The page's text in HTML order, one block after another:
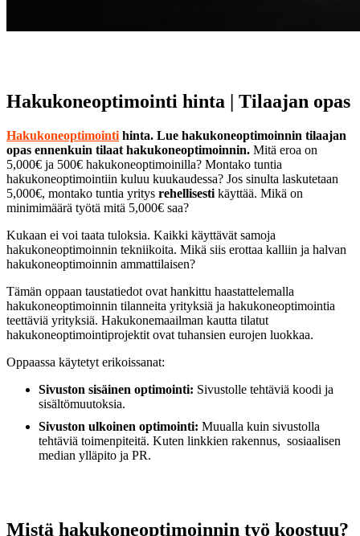
Hakukoneoptimointi hinta | Tilaajan opas
Hakukoneoptimointi hinta. Lue hakukoneoptimoinnin tilaajan
opas ennenkuin tilaat hakukoneoptimoinnin. Mitä eroa on
5,000€ ja 500€ hakukoneoptimoinilla? Montako tuntia
hakukoneoptimointiin kuluu kuukaudessa? Jos sinulta laskutetaan
5,000€, montako tuntia yritys rehellisesti käyttää. Mikä on
minimimäärä työtä mitä 5,000€ saa?
Kukaan ei voi taata tuloksia. Kaikki käyttävät samoja
hakukoneoptimoinnin tekniikoita. Mikä siis erottaa kalliin ja halvan
hakukoneoptimoinnin ammattilaisen?
Tämän oppaan taustatiedot ovat hankittu haastattelemalla
hakukoneoptimoinnin tilanneita yrityksiä ja hakukoneoptimointia
teettäviä yrityksiä. Hakukonemaailman kautta tilatut
hakukoneoptimointiprojektit ovat tuhansien eurojen luokkaa.
Oppaassa käytetyt erikoissanat:
Sivuston sisäinen optimointi: Sivustolle tehtäviä koodi ja
sisältömuutoksia.
Sivuston ulkoinen optimointi: Muualla kuin sivustolla
tehtäviä toimenpiteitä. Kuten linkkien rakennus, sosiaalisen
median ylläpito ja PR.
Mistä hakukoneoptimoinnin työ koostuu?